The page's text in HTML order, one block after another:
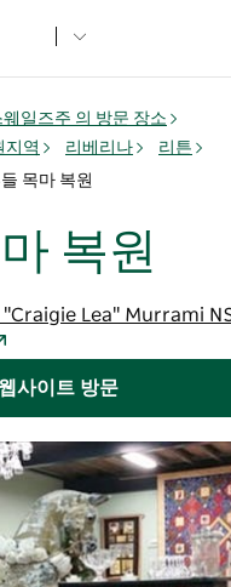
일즈주 의 방문 장소
지역
리베리나
리튼
목마 복원
복원
Lea" Murrami
웹사이트 방문